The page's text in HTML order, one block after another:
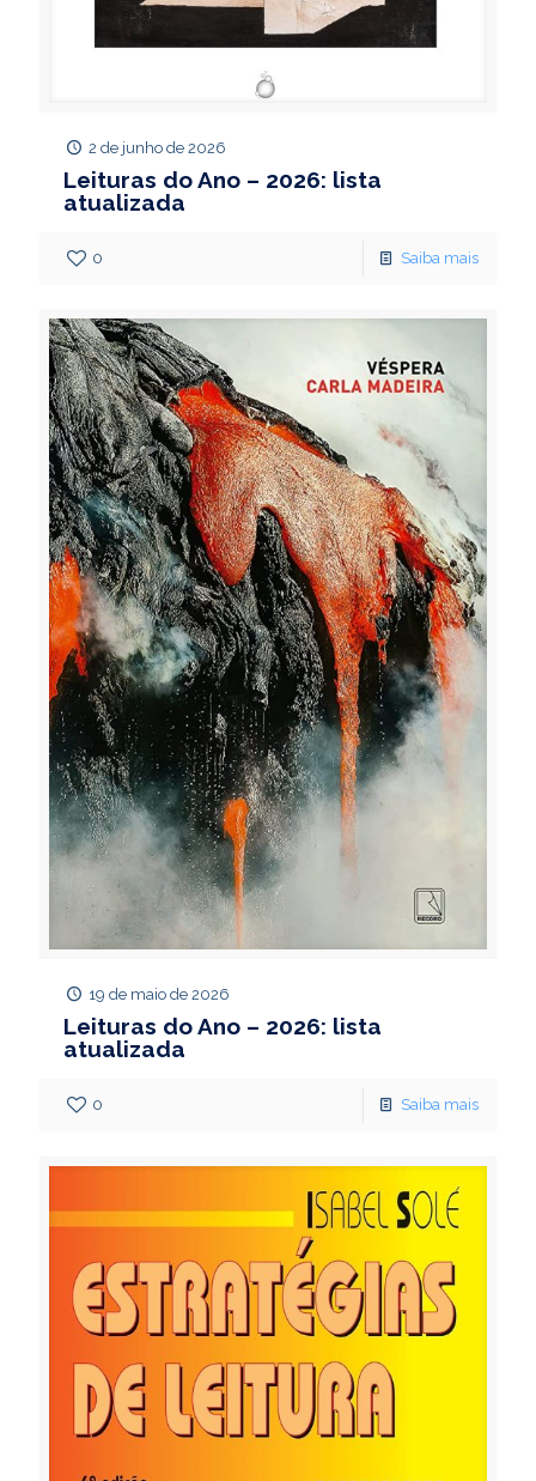
2 de junho de 2026
Leituras do Ano – 2026: lista
atualizada
0 Saiba mais
19 de maio de 2026
Leituras do Ano – 2026: lista
atualizada
0 Saiba mais